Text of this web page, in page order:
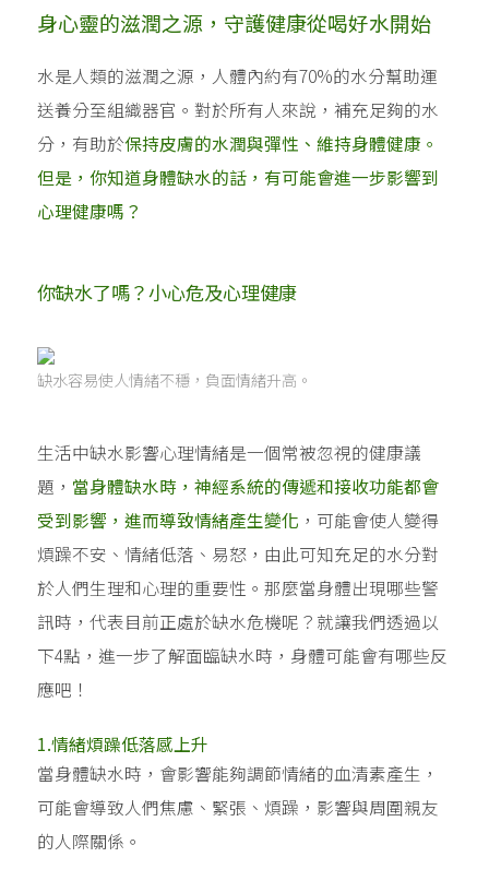
身心靈的滋潤之源，守護健康從喝好水開始
水是人類的滋潤之源，人體內約有70%的水分幫助運
送養分至組織器官。對於所有人來說，補充足夠的水
分，有助於保持皮膚的水潤與彈性、維持身體健康。
但是，你知道身體缺水的話，有可能會進一步影響到
心理健康嗎？
你缺水了嗎？小心危及心理健康
缺水容易使人情緒不穩，負面情緒升高。
生活中缺水影響心理情緒是一個常被忽視的健康議
題， 當身體缺水時，神經系統的傳遞和接收功能都會
受到影響，進而導致情緒產生變化 ，可能會使人變得
煩躁不安、情緒低落、易怒，由此可知充足的水分對
於人們生理和心理的重要性。那麼當身體出現哪些警
訊時，代表目前正處於缺水危機呢？就讓我們透過以
下4點，進一步了解面臨缺水時，身體可能會有哪些反
應吧！
1.情緒煩躁低落感上升
當身體缺水時，會影響能夠調節情緒的血清素產生，
可能會導致人們焦慮、緊張、煩躁，影響與周圍親友
的人際關係。